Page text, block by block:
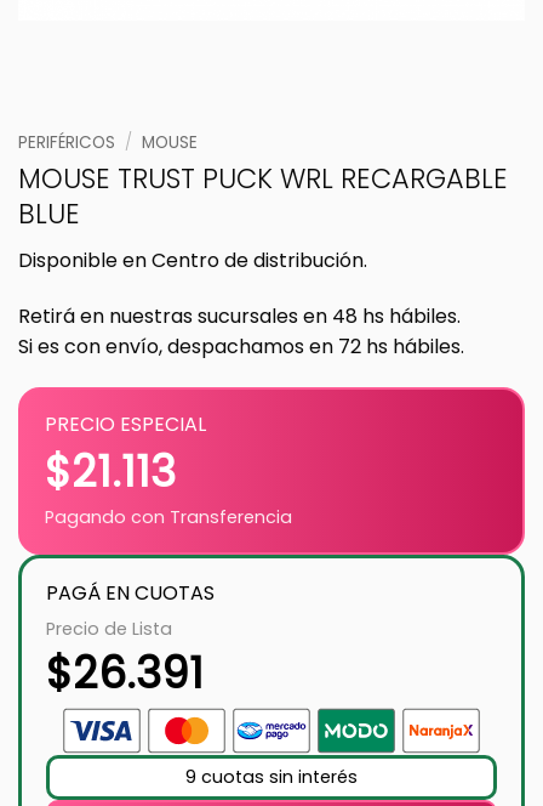
PERIFÉRICOS / MOUSE
MOUSE TRUST PUCK WRL RECARGABLE
BLUE
Disponible en Centro de distribución.
Retirá en nuestras sucursales en 48 hs hábiles.
Si es con envío, despachamos en 72 hs hábiles.
PRECIO ESPECIAL
$21.113
Pagando con Transferencia
PAGÁ EN CUOTAS
Precio de Lista
$26.391
9 cuotas sin interés